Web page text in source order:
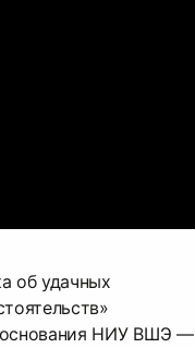
об удачных
НИУ ВШЭ —